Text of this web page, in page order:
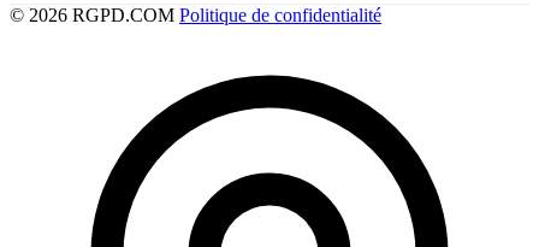
© 2026 RGPD.COM Politique de confidentialité